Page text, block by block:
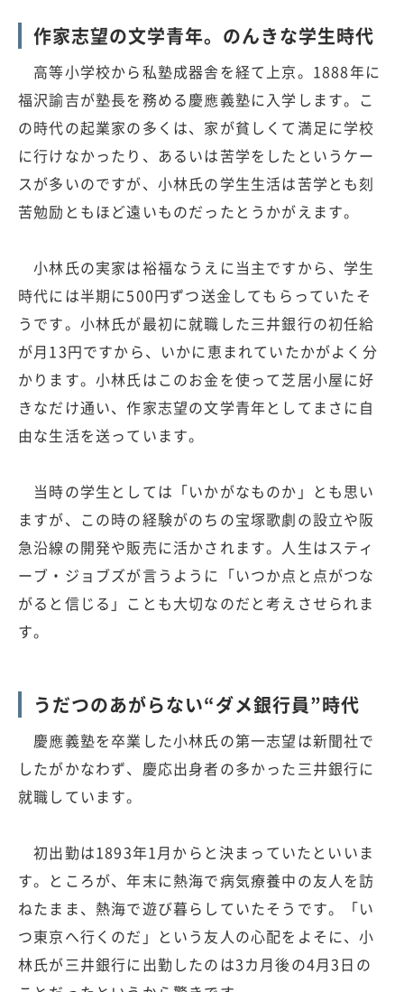
作家志望の文学青年。のんきな学生時代
高等小学校から私塾成器舎を経て上京。1888年に
福沢諭吉が塾長を務める慶應義塾に入学します。こ
の時代の起業家の多くは、家が貧しくて満足に学校
に行けなかったり、あるいは苦学をしたというケー
スが多いのですが、小林氏の学生生活は苦学とも刻
苦勉励ともほど遠いものだったとうかがえます。
小林氏の実家は裕福なうえに当主ですから、学生
時代には半期に500円ずつ送金してもらっていたそ
うです。小林氏が最初に就職した三井銀行の初任給
が月13円ですから、いかに恵まれていたかがよく分
かります。小林氏はこのお金を使って芝居小屋に好
きなだけ通い、作家志望の文学青年としてまさに自
由な生活を送っています。
当時の学生としては「いかがなものか」とも思い
ますが、この時の経験がのちの宝塚歌劇の設立や阪
急沿線の開発や販売に活かされます。人生はスティ
ーブ・ジョブズが言うように「いつか点と点がつな
がると信じる」ことも大切なのだと考えさせられま
す。
うだつのあがらない“ダメ銀行員”時代
慶應義塾を卒業した小林氏の第一志望は新聞社で
したがかなわず、慶応出身者の多かった三井銀行に
就職しています。
初出勤は1893年1月からと決まっていたといいま
す。ところが、年末に熱海で病気療養中の友人を訪
ねたまま、熱海で遊び暮らしていたそうです。「い
つ東京へ行くのだ」という友人の心配をよそに、小
林氏が三井銀行に出勤したのは3カ月後の4月3日の